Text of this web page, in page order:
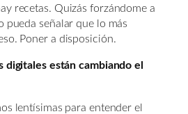
recetas. Quizás forzándome a
pueda señalar que lo más
Poner a disposición.
digitales están cambiando el
lentísimas para entender el